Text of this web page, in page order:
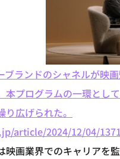
ブランドのシャネルが映
本プログラムの一環とし
広げられた。
article/2024/12/04/
映画業界でのキャリアを